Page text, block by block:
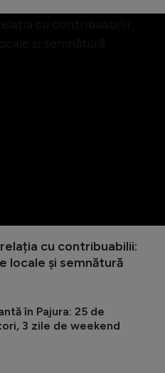
cu contribuabilii:
locale și semnătură
în Pajura: 25 de
3 zile de weekend